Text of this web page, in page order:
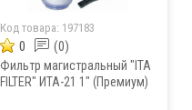
Код товара: 197183
0 (0)
Фильтр магистральный "ITA
FILTER" ИТА-21 1" (Премиум)